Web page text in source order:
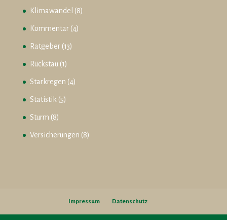
Klimawandel (8)
Kommentar(4)
Ratgeber(13)
Rückstau (1)
Starkregen (4)
Statistik (5)
Sturm (8)
Versicherungen (8)
Impressum Datenschutz